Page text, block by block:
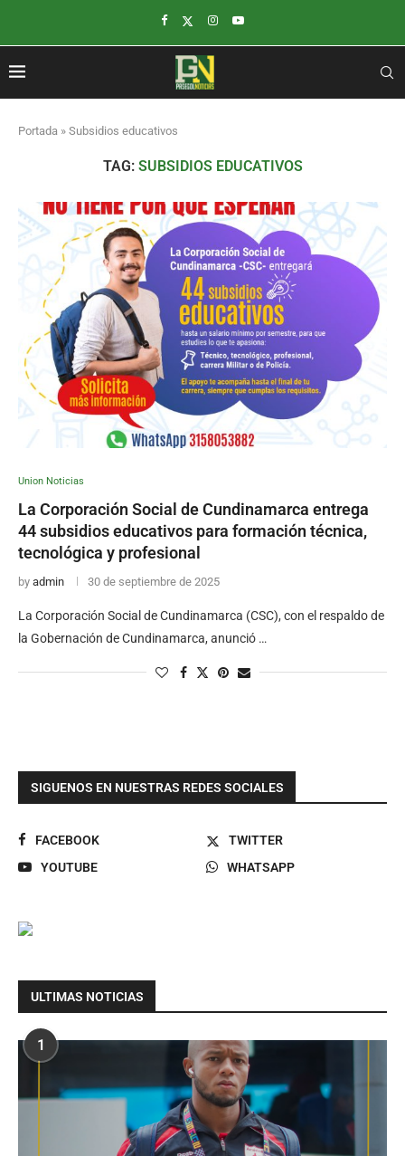
Portada » Subsidios educativos
TAG: SUBSIDIOS EDUCATIVOS
Union Noticias
La Corporación Social de Cundinamarca entrega
44 subsidios educativos para formación técnica,
tecnológica y profesional
by admin 30 de septiembre de 2025
La Corporación Social de Cundinamarca (CSC), con el respaldo de
la Gobernación de Cundinamarca, anunció …
SIGUENOS EN NUESTRAS REDES SOCIALES
FACEBOOK
TWITTER
YOUTUBE
WHATSAPP
ULTIMAS NOTICIAS
1